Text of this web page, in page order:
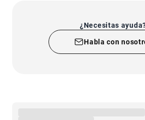
gato juega, favoreciendo una
consciente y apoyando así una
equilibrada y el control del peso.
El resultado es una actividad
¿Necesitas
Habla con